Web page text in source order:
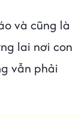
và cũng là
lai nơi con
vẫn phải